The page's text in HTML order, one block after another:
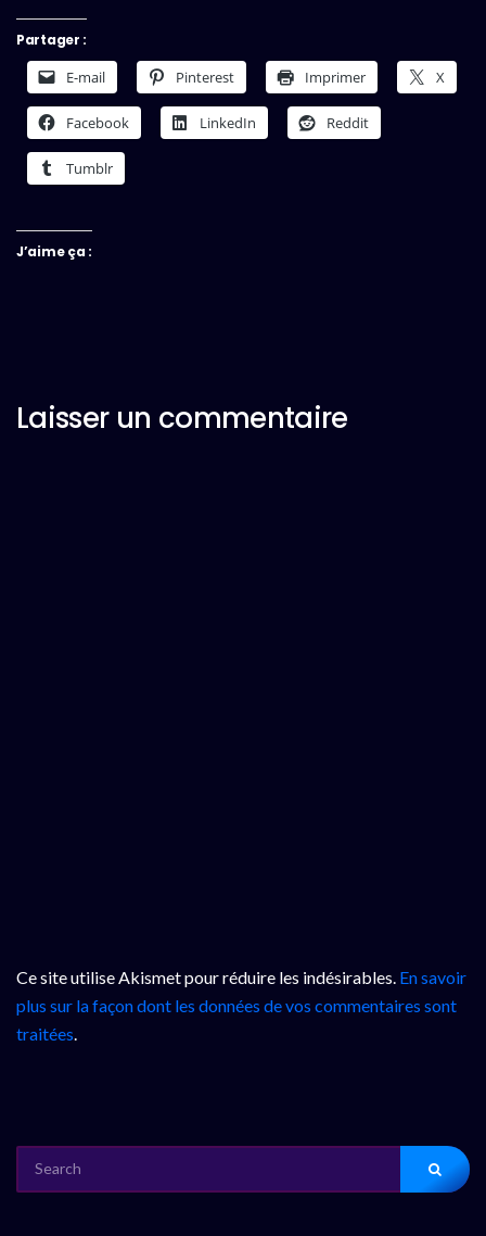
Partager :
E-mail Pinterest Imprimer X
Facebook LinkedIn Reddit
Tumblr
J’aime ça :
Laisser un commentaire
Ce site utilise Akismet pour réduire les indésirables. En savoir
plus sur la façon dont les données de vos commentaires sont
traitées.
FOR: